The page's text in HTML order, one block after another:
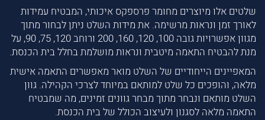
שלטים אלו מיוצרים מחומר פרספקס איכותי, המבטיח עמידות
לאורך זמן ונראות מרשימה. את מידות השלט ניתן לבחור מתוך
מגוון אפשרויות גובה 100, 120, 160, 200 ורוחב 120, 75, 90, על
מנת להבטיח התאמה מיטבית ונראות מושלמת בחלל בית הכנסת.
המאפיינים הייחודיים של השלט מואר מאפשרים התאמה אישית
מלאה, והופכים כל שלט למותאם במיוחד לצרכי הקהילה. גוון
השלט מותאם ונבחר מתוך מבחר גוונים זמינים, מה שמבטיח
התאמה מלאה לסגנון ולעיצוב הכולל של בית הכנסת.